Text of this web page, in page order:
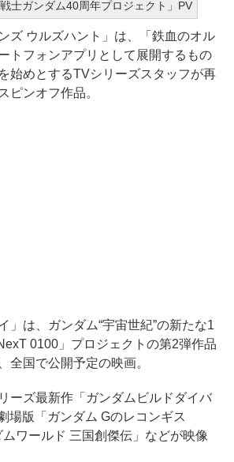
戦士ガンダム40周年プロジェクト」PV
ズ ウルズハント」は、「鉄血のオル
トフォンアプリとして展開するもの
始めとするTVシリーズスタッフが再
ピンオフ作品。
」は、ガンダム“宇宙世紀”の新たな1
0100」プロジェクトの第2弾作品
全国で公開予定の映画。
ーズ最新作「ガンダムビルドダイバ
場版「ガンダム Gのレコンギス
ワールド 三国創傑伝」などが映像